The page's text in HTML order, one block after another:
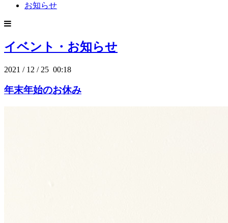
お知らせ
イベント・お知らせ
2021 / 12 / 25 00:18
年末年始のお休み